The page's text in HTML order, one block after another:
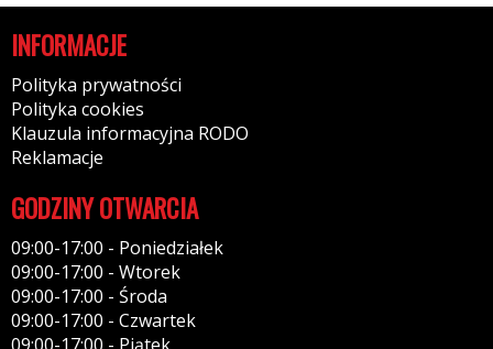
INFORMACJE
Polityka prywatności
Polityka cookies
Klauzula informacyjna RODO
Reklamacje
GODZINY OTWARCIA
09:00-17:00 - Poniedziałek
09:00-17:00 - Wtorek
09:00-17:00 - Środa
09:00-17:00 - Czwartek